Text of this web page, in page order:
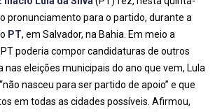
pronunciamento para o partido, durante a
PT, em Salvador, na Bahia. Em meio a
poderia compor candidaturas de outros
nas eleições municipais do ano que vem, Lula
nasceu para ser partido de apoio” e que
em todas as cidades possíveis. Afirmou,